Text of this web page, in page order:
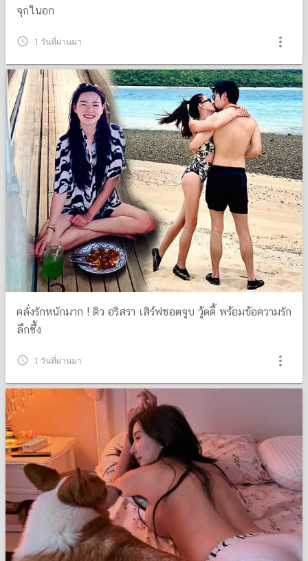
จุกในอก
query_builder 1 วันที่ผ่านมา more_vert
คลั่งรักหนักมาก ! ดิว อริสรา เสิร์ฟชอตจูบ วู้ดดี้ พร้อมข้อความรัก
ลึกซึ้ง
query_builder 1 วันที่ผ่านมา more_vert